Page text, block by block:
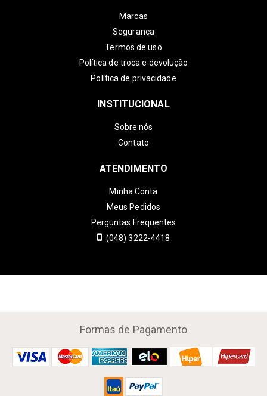
Marcas
Segurança
Termos de uso
Política de troca e devolução
Política de privacidade
INSTITUCIONAL
Sobre nós
Contato
ATENDIMENTO
Minha Conta
Meus Pedidos
Perguntas Frequentes
(048) 3222-4418
Formas de Pagamento